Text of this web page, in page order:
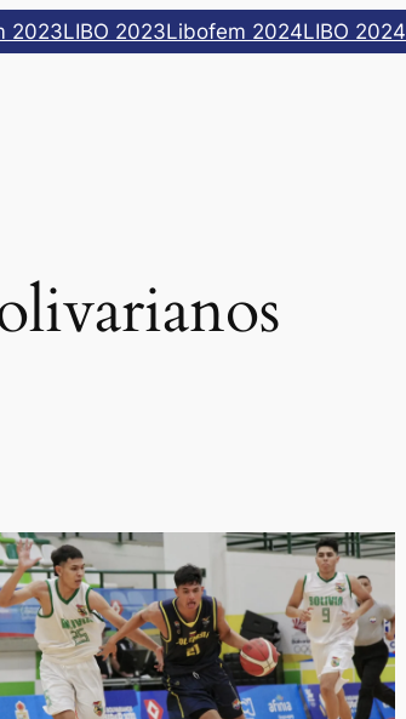
2023LIBO 2023Libofem 2024LIBO 2024